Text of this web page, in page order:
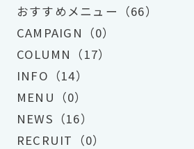
おすすめメニュー（66）
CAMPAIGN（0）
COLUMN（17）
INFO（14）
MENU（0）
NEWS（16）
RECRUIT（0）